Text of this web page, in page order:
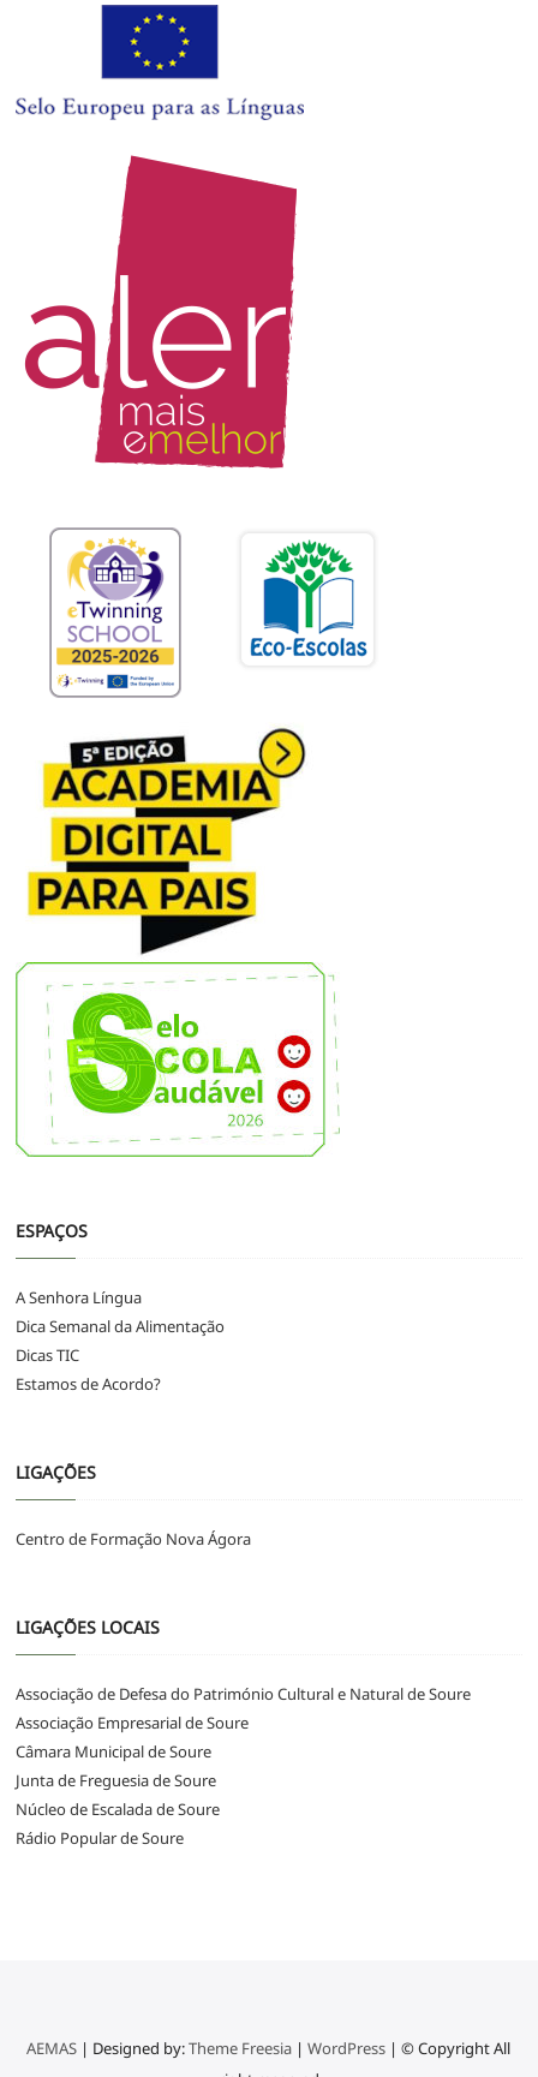
ESPAÇOS
A Senhora Língua
Dica Semanal da Alimentação
Dicas TIC
Estamos de Acordo?
LIGAÇÕES
Centro de Formação Nova Ágora
LIGAÇÕES LOCAIS
Associação de Defesa do Património Cultural e Natural de Soure
Associação Empresarial de Soure
Câmara Municipal de Soure
Junta de Freguesia de Soure
Núcleo de Escalada de Soure
Rádio Popular de Soure
AEMAS | Designed by:Theme Freesia |WordPress | © Copyright All